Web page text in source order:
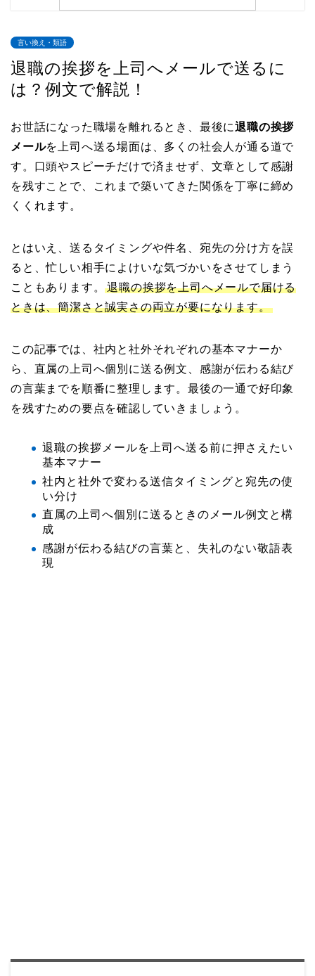
言い換え・類語
退職の挨拶を上司へメールで送るに
は？例文で解説！
お世話になった職場を離れるとき、最後に退職の挨拶
メールを上司へ送る場面は、多くの社会人が通る道で
す。口頭やスピーチだけで済ませず、文章として感謝
を残すことで、これまで築いてきた関係を丁寧に締め
くくれます。
とはいえ、送るタイミングや件名、宛先の分け方を誤
ると、忙しい相手によけいな気づかいをさせてしまう
こともあります。退職の挨拶を上司へメールで届ける
ときは、簡潔さと誠実さの両立が要になります。
この記事では、社内と社外それぞれの基本マナーか
ら、直属の上司へ個別に送る例文、感謝が伝わる結び
の言葉までを順番に整理します。最後の一通で好印象
を残すための要点を確認していきましょう。
退職の挨拶メールを上司へ送る前に押さえたい
基本マナー
社内と社外で変わる送信タイミングと宛先の使
い分け
直属の上司へ個別に送るときのメール例文と構
成
感謝が伝わる結びの言葉と、失礼のない敬語表
現